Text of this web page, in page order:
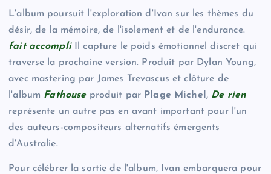
L'album poursuit l'exploration d'Ivan sur les thèmes du
désir, de la mémoire, de l'isolement et de l'endurance.
fait accompliIl capture le poids émotionnel discret qui
traverse la prochaine version. Produit par Dylan Young,
avec mastering par James Trevascus et clôture de
l'album Fathouseproduit par Plage Michel , De rien
représente un autre pas en avant important pour l'un
des auteurs-compositeurs alternatifs émergents
d'Australie.
Pour célébrer la sortie de l'album, Ivan embarquera pour